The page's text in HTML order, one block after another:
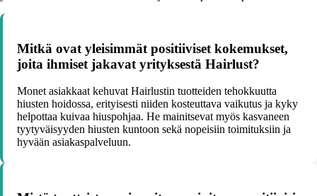
Mitkä ovat yleisimmät positiiviset kokemukset,
joita ihmiset jakavat yrityksestä Hairlust?
Monet asiakkaat kehuvat Hairlustin tuotteiden tehokkuutta
hiusten hoidossa, erityisesti niiden kosteuttava vaikutus ja kyky
helpottaa kuivaa hiuspohjaa. He mainitsevat myös kasvaneen
tyytyväisyyden hiusten kuntoon sekä nopeisiin toimituksiin ja
hyvään asiakaspalveluun.